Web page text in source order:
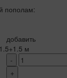
пополам:
добавить
1.5+1.5 м
-
+